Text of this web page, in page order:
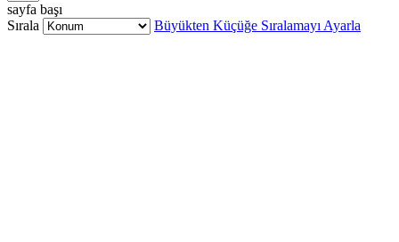
sayfa başı
Sırala
Büyükten Küçüğe Sıralamayı Ayarla